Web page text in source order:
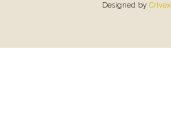
Designed by Crivex